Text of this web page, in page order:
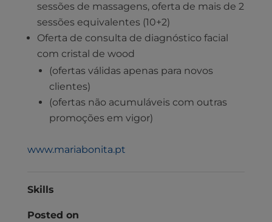
sessões de massagens, oferta de mais de 2
sessões equivalentes (10+2)
Oferta de consulta de diagnóstico facial
com cristal de wood
(ofertas válidas apenas para novos
clientes)
(ofertas não acumuláveis com outras
promoções em vigor)
www.mariabonita.pt
Skills
Posted on